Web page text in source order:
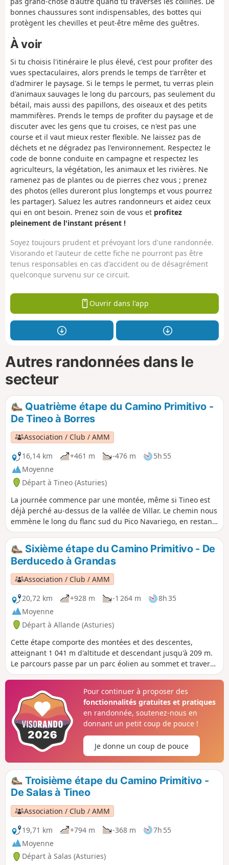
bonnes chaussures sont indispensables, des bottes qui
protègent les chevilles et peut-être même des guêtres.
À voir
Si tu choisis l'itinéraire le plus élevé, c'est pour profiter des
vues spectaculaires, alors prends le temps de t'arrêter et
d'admirer le paysage. Si le temps le permet, tu verras plein
d'animaux sauvages le long du parcours, pas seulement du
bétail, mais aussi des papillons, des oiseaux et des petits
mammifères. Prends le temps de profiter du paysage et de
discuter avec les gens que tu croises, ce n'est pas une
course et il vaut mieux rester flexible. Ne laissez pas de
déchets et ne dégradez pas l'environnement. Respectez le
code de bonne conduite en campagne et respectez les
agriculteurs, la végétation, les animaux et les rivières. Ne
ramenez pas de plantes ou de pierres chez vous ; prenez
des photos (elles dureront plus longtemps et vous pourrez
les partager). Saluez les autres randonneurs et aidez ceux
qui en ont besoin. Prenez soin de vous et profitez
pleinement de l'instant présent !
Soyez toujours prudent et prévoyant lors d'une randonnée.
Visorando et l'auteur de cette fiche ne pourront pas être
tenus responsables en cas d'accident ou de désagrément
quelconque survenu sur ce circuit.
Ouvrir dans l'app
Autres randonnées dans le
secteur
Quatrième étape du Camino Primitivo -
De Tineo à Borres
Association / Club / AMM
16,14 km
+461 m -476 m
5h 55
Moyenne
Départ à Tineo (Asturies)
La journée commence par une montée, même si Tineo est
déjà perché au-dessus de la vallée de Villar. Le chemin nous
emmène le long du flanc sud du Pico Navariego, en restant
bien au-dessus de la vallée et de la route en contrebas,
avant de redescendre vers Obona, puis de se poursuivre
par une promenade assez plate jusqu'à Borres.
Sixième étape du Camino Primitivo - De
Berducedo à Grandas
Association / Club / AMM
20,72 km
+928 m -1 264 m
8h 35
Moyenne
Départ à Allande (Asturies)
Cette étape comporte des montées et des descentes,
atteignant 1 041 m d'altitude et descendant jusqu'à 209 m.
Le parcours passe par un parc éolien au sommet et traverse
le barrage qui retient les eaux du réservoir de Salime. Des
étape un moment inoubliable.Pour continuer à proposer des
fonctionnalités gratuites et pratiques
en randonnée, soutenez-nous en
donnant un petit coup de pouce !
Je donne un coup de pouce
Troisième étape du Camino Primitivo -
De Salas à Tineo
Association / Club / AMM
19,71 km
+794 m -368 m
7h 55
Moyenne
Départ à Salas (Asturies)